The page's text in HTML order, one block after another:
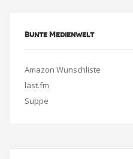
Bunte Medienwelt
Amazon Wunschliste
last.fm
Suppe